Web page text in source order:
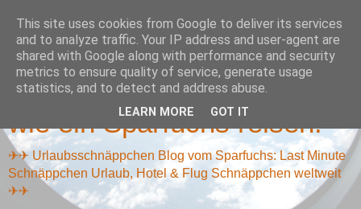
Reiseschnäppchen Blog -
wie ein Sparfuchs reisen!
✈✈ Urlaubsschnäppchen Blog vom Sparfuchs: Last Minute
Schnäppchen Urlaub, Hotel & Flug Schnäppchen weltweit
✈✈
This site uses cookies from Google to deliver its services
and to analyze traffic. Your IP address and user-agent are
shared with Google along with performance and security
metrics to ensure quality of service, generate usage
statistics, and to detect and address abuse.
LEARN MORE GOT IT